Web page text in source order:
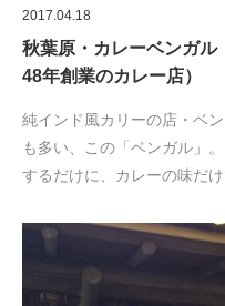
2017.04.18
秋葉原・カレーベンガル
48年創業のカレー店）
純インド風カリーの店・ベ
も多い、この「ベンガル」
するだけに、カレーの味だ